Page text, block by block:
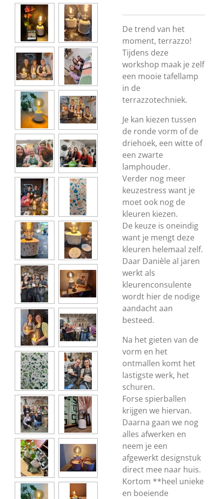
De trend van het
moment, terrazzo!
Tijdens deze
workshop maak je zelf
een mooie tafellamp
in de
terrazzotechniek.
Je kan kiezen tussen
de ronde vorm of de
driehoek, een witte of
een zwarte
lamphouder.
Verder nog meer
keuzestress want je
moet ook nog de
kleuren kiezen.
De keuze is oneindig
want je mengt deze
kleuren helemaal zelf.
Daar Danièle al jaren
werkt als
kleurenconsulente
wordt hier de nodige
aandacht aan
besteed.
Na het gieten van de
vorm en het
ontmallen komt het
lastigste werk, het
schuren.
Forse spierballen
krijgen we hiervan.
Daarna gaan we nog
alles afwerken en
neem je een
afgewerkt designstuk
direct mee naar huis.
Kortom **heel unieke
en boeiende